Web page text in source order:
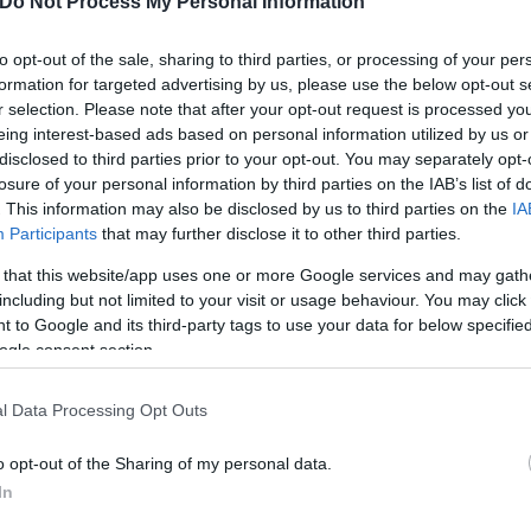
opt-out of the sale, sharing to third parties, or processing of your
for targeted advertising by us, please use the below opt-out
selection. Please note that after your opt-out request is processed
interest-based ads based on personal information utilized by us
to third parties prior to your opt-out. You may separately
of your personal information by third parties on the IAB’s list of
This information may also be disclosed by us to third parties on the
Participants that may further disclose it to other third parties.
that this website/app uses one or more Google services and may
but not limited to your visit or usage behaviour. You may
to Google and its third-party tags to use your data for below
consent section.
Data Processing Opt Outs
opt-out of the Sharing of my personal data.
νίκη επί του ιβηρικού συγκροτήματος και την
η «γαλανόλευκη» να νικήσει το Κόσοβο. Σε αυτό
στο Κατάρ μέσω των αγώνων μπαράζ. Εκ των